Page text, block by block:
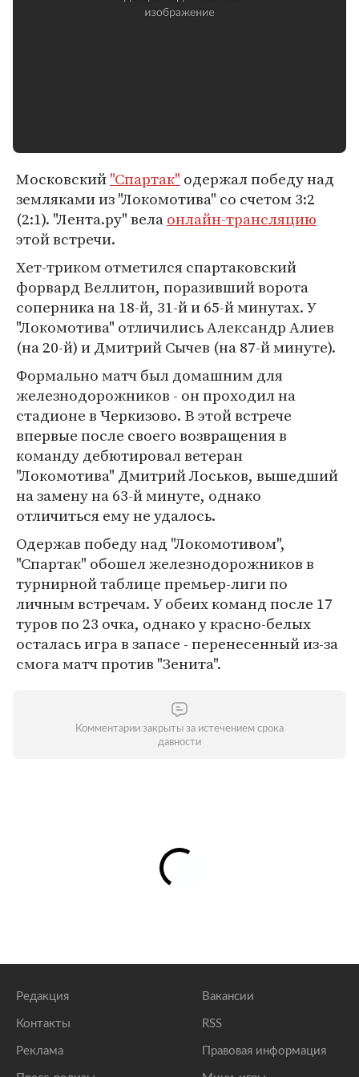
Московский"Спартак" одержал победу над
земляками из "Локомотива" со счетом 3:2
(2:1). "Лента.ру" велаонлайн-трансляцию
этой встречи.
Хет-триком отметился спартаковский
форвард Веллитон, поразивший ворота
соперника на 18-й, 31-й и 65-й минутах. У
"Локомотива" отличились Александр Алиев
(на 20-й) и Дмитрий Сычев (на 87-й минуте).
Формально матч был домашним для
железнодорожников - он проходил на
стадионе в Черкизово. В этой встрече
впервые после своего возвращения в
команду дебютировал ветеран
"Локомотива" Дмитрий Лоськов, вышедший
на замену на 63-й минуте, однако
отличиться ему не удалось.
Одержав победу над "Локомотивом",
"Спартак" обошел железнодорожников в
турнирной таблице премьер-лиги по
личным встречам. У обеих команд после 17
туров по 23 очка, однако у красно-белых
осталась игра в запасе - перенесенный из-за
смога матч против "Зенита".
Комментарии закрыты за истечением срока
давности
Редакция
Контакты
Реклама
Вакансии
RSS
Правовая информация